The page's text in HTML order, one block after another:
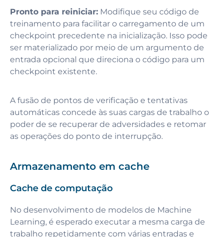
Pronto para reiniciar: Modifique seu código de
treinamento para facilitar o carregamento de um
checkpoint precedente na inicialização. Isso pode
ser materializado por meio de um argumento de
entrada opcional que direciona o código para um
checkpoint existente.
A fusão de pontos de verificação e tentativas
automáticas concede às suas cargas de trabalho o
poder de se recuperar de adversidades e retomar
as operações do ponto de interrupção.
Armazenamento em cache
Cache de computação
No desenvolvimento de modelos de Machine
Learning, é esperado executar a mesma carga de
trabalho repetidamente com várias entradas e